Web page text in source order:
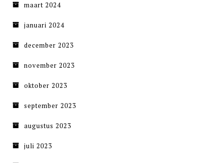
maart 2024
januari 2024
december 2023
november 2023
oktober 2023
september 2023
augustus 2023
juli 2023